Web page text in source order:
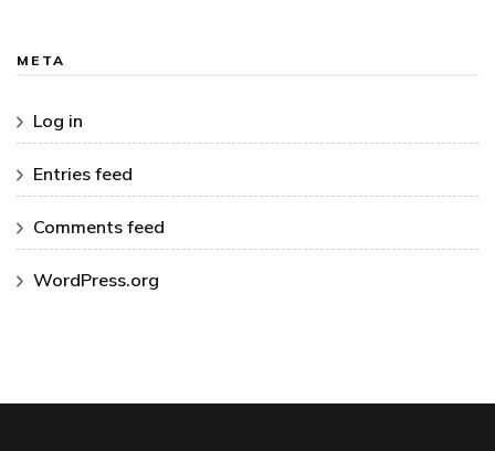
META
Log in
Entries feed
Comments feed
WordPress.org